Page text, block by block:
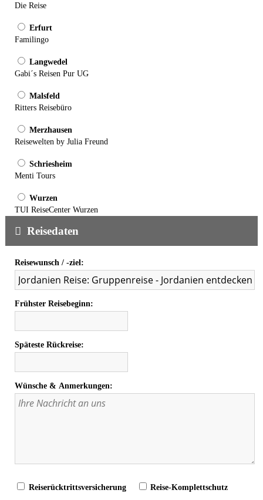
Die Reise
Erfurt
Familingo
Langwedel
Gabi´s Reisen Pur UG
Malsfeld
Ritters Reisebüro
Merzhausen
Reisewelten by Julia Freund
Schriesheim
Menti Tours
Wurzen
TUI ReiseCenter Wurzen
Reisedaten
Reisewunsch / -ziel:
Frühster Reisebeginn:
Späteste Rückreise:
Wünsche & Anmerkungen:
Reiserücktrittsversicherung Reise-Komplettschutz